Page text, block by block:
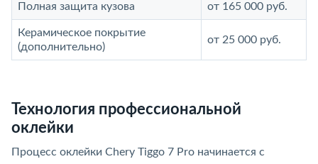
Полная защита кузова от 165 000 руб.
Керамическое покрытие
(дополнительно)
от 25 000 руб.
Технология профессиональной
оклейки
Процесс оклейки Chery Tiggo 7 Pro начинается с